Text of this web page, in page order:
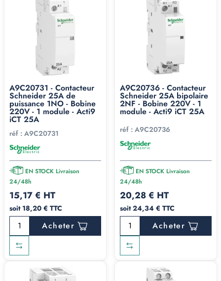
A9C20731 - Contacteur
Schneider 25A de
puissance 1NO - Bobine
220V - 1 module - Acti9
iCT 25A
réf : A9C20731
EN STOCK Livraison
24/48h
15,17 € HT
soit 18,20 € TTC
Acheter
A9C20736 - Contacteur
Schneider 25A bipolaire
2NF - Bobine 220V - 1
module - Acti9 iCT 25A
réf : A9C20736
EN STOCK Livraison
24/48h
20,28 € HT
soit 24,34 € TTC
Acheter